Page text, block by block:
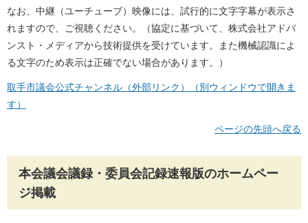
なお、中継（ユーチューブ）映像には、試行的に文字字幕が表示さ
れますので、ご視聴ください。（協定に基づいて、株式会社アドバ
ンスト・メディアから技術提供を受けています。また機械認識によ
る文字のため表示は正確でない場合があります。）
取手市議会公式チャンネル（外部リンク）（別ウィンドウで開きま
す）
ページの先頭へ戻る
本会議会議録・委員会記録速報版のホームペー
ジ掲載